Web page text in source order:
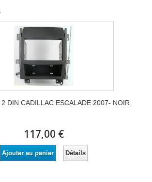
DIN CADILLAC ESCALADE 2007- NOIR
117,00 €
Ajouter au panier Détails